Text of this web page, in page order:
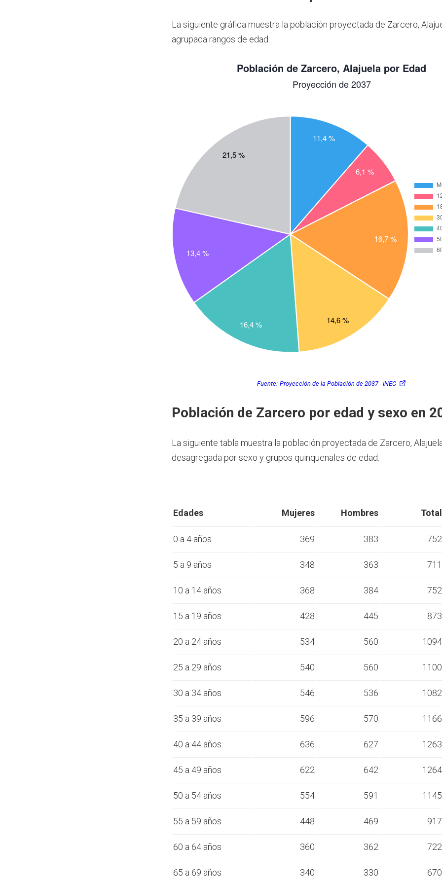
La siguiente gráfica muestra la población proyectada de Zarcero,
agrupada rangos de edad.
Fuente: Proyección de la Población de 2037 - INEC
Población de Zarcero por edad y sexo en
La siguiente tabla muestra la población proyectada de Zarcero,
desagregada por sexo y grupos quinquenales de edad.
Edades Mujeres Hombres Total
0 a 4 años 369 383 752
5 a 9 años 348 363 711
10 a 14 años 368 384 752
15 a 19 años 428 445 873
20 a 24 años 534 560 1094
25 a 29 años 540 560 1100
30 a 34 años 546 536 1082
35 a 39 años 596 570 1166
40 a 44 años 636 627 1263
45 a 49 años 622 642 1264
50 a 54 años 554 591 1145
55 a 59 años 448 469 917
60 a 64 años 360 362 722
65 a 69 años 340 330 670